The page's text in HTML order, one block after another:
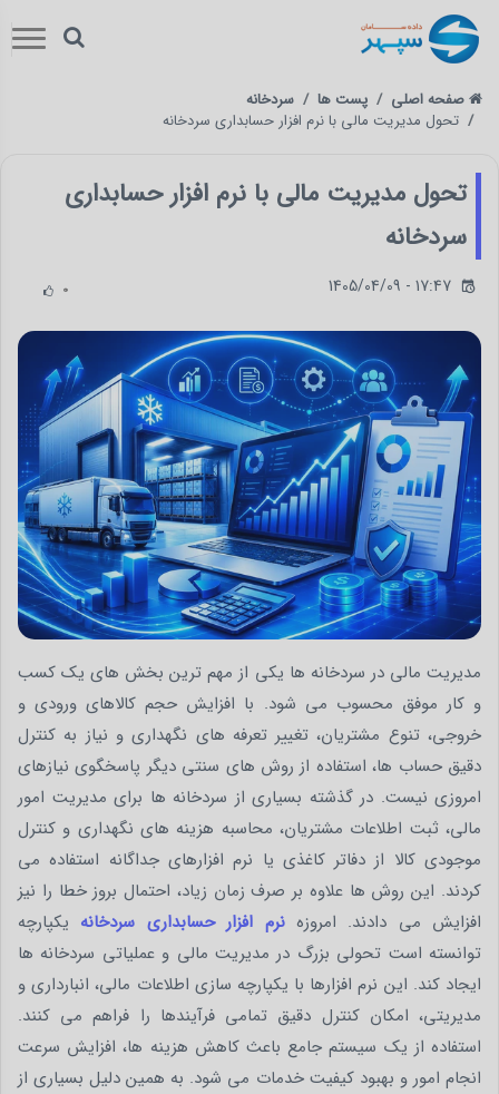
صفحه اصلی پست ها
سردخانه
تحول مدیریت مالی با نرم افزار حسابداری سردخانه
تحول مدیریت مالی با نرم افزار حسابداری
سردخانه
0 1405/04/09 - 17:47
مدیریت مالی در سردخانه ها یکی از مهم ترین بخش های یک کسب
و کار موفق محسوب می شود. با افزایش حجم کالاهای ورودی و
خروجی، تنوع مشتریان، تغییر تعرفه های نگهداری و نیاز به کنترل
دقیق حساب ها، استفاده از روش های سنتی دیگر پاسخگوی نیازهای
امروزی نیست. در گذشته بسیاری از سردخانه ها برای مدیریت امور
مالی، ثبت اطلاعات مشتریان، محاسبه هزینه های نگهداری و کنترل
موجودی کالا از دفاتر کاغذی یا نرم افزارهای جداگانه استفاده می
کردند. این روش ها علاوه بر صرف زمان زیاد، احتمال بروز خطا را نیز
افزایش می دادند. امروزهنرم افزار حسابداری سردخانه یکپارچه
توانسته است تحولی بزرگ در مدیریت مالی و عملیاتی سردخانه ها
ایجاد کند. این نرم افزارها با یکپارچه سازی اطلاعات مالی، انبارداری و
مدیریتی، امکان کنترل دقیق تمامی فرآیندها را فراهم می کنند.
استفاده از یک سیستم جامع باعث کاهش هزینه ها، افزایش سرعت
انجام امور و بهبود کیفیت خدمات می شود. به همین دلیل بسیاری از